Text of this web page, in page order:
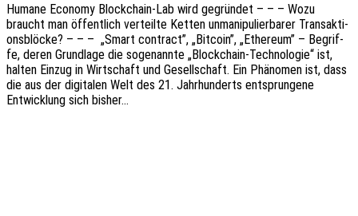
Humane Econo­my Block­chain-Lab wird gegrün­det – – – Wozu
braucht man öffent­lich verteil­te Ketten unma­ni­pu­lier­ba­rer Trans­ak­ti­
ons­blö­cke? – – – „Smart contract”, „Bitco­in”, „Ethe­re­um” – Begrif­
fe, deren Grund­la­ge die soge­nann­te „Block­chain-Tech­­no­­lo­­gie“ ist,
halten Einzug in Wirt­schaft und Gesell­schaft. Ein Phäno­men ist, dass
die aus der digi­ta­len Welt des 21. Jahr­hun­derts entsprun­ge­ne
Entwick­lung sich bisher…